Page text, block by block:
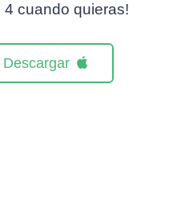
4 cuando quieras!
Descargar